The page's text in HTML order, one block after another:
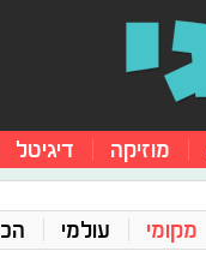
מוזיקה דיגיטל
מקומי עולמי